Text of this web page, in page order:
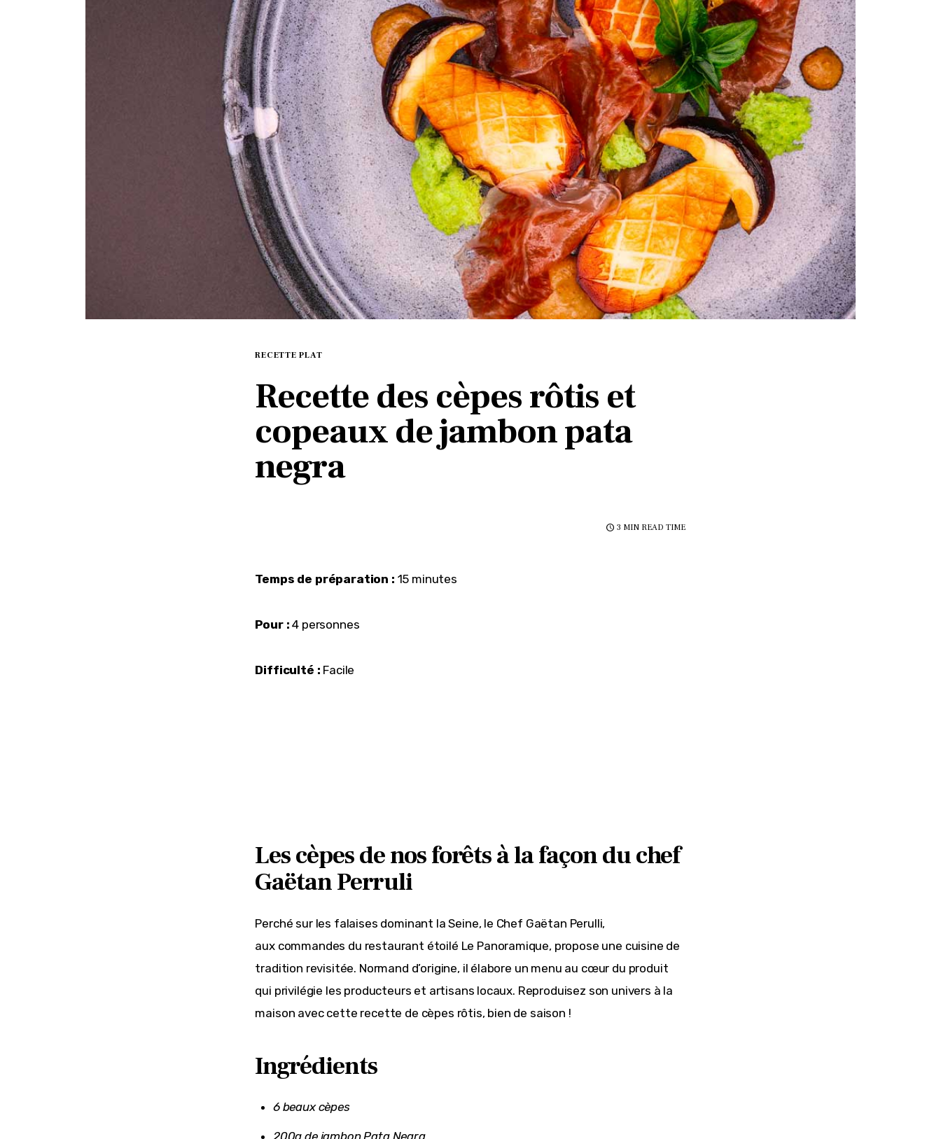
RECETTE PLAT
Recette des cèpes rôtis et
copeaux de jambon pata
negra
3 MIN READ TIME
Temps de préparation : 15 minutes
Pour : 4 personnes
Difficulté : Facile
Les cèpes de nos forêts à la façon du chef
Gaëtan Perruli
Perché sur les falaises dominant la Seine, le Chef Gaëtan Perulli,
aux commandes du restaurant étoilé Le Panoramique, propose une cuisine de
tradition revisitée. Normand d’origine, il élabore un menu au cœur du produit
qui privilégie les producteurs et artisans locaux. Reproduisez son univers à la
maison avec cette recette de cèpes rôtis, bien de saison !
Ingrédients
6 beaux cèpes
200g de jambon Pata Negra